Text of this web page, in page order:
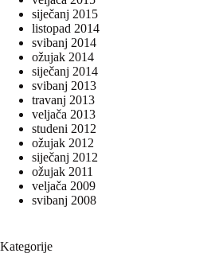
siječanj 2015
listopad 2014
svibanj 2014
ožujak 2014
siječanj 2014
svibanj 2013
travanj 2013
veljača 2013
studeni 2012
ožujak 2012
siječanj 2012
ožujak 2011
veljača 2009
svibanj 2008
Kategorije